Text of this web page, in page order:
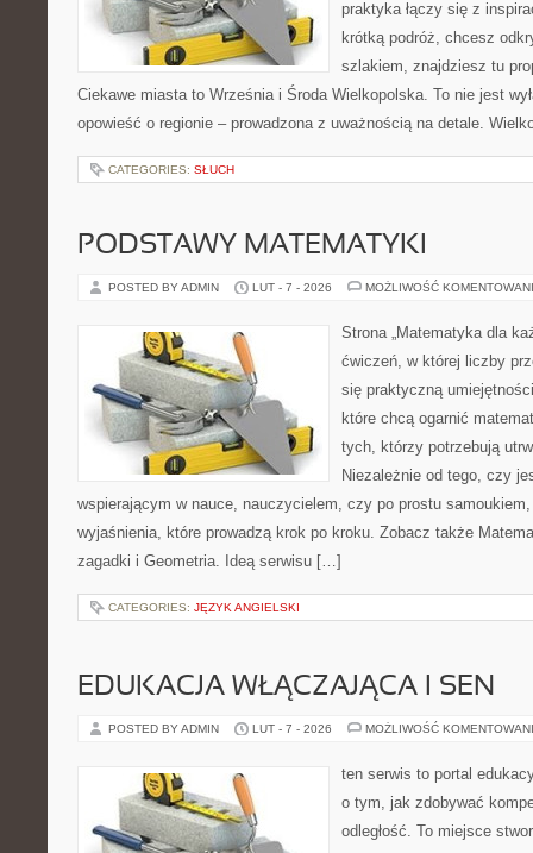
praktyka łączy się z
krótką podróż, chcesz
szlakiem, znajdziesz tu
Ciekawe miasta to Września i Środa Wielkopolska. To nie jest
opowieść o regionie – prowadzona z uważnością na detale.
CATEGORIES: SŁUCH
PODSTAWY MATEMATYKI
POSTED BY ADMIN LUT - 7 - 2026 MOŻLIWOŚĆ
Strona „Matematyka dla
ćwiczeń, w której liczby
się praktyczną
które chcą ogarnić
tych, którzy potrzebują
Niezależnie od tego, czy
wspierającym w nauce, nauczycielem, czy po prostu
wyjaśnienia, które prowadzą krok po kroku. Zobacz także
zagadki i Geometria. Ideą serwisu […]
CATEGORIES: JĘZYK ANGIELSKI
EDUKACJA WŁĄCZAJĄCA I SEN
POSTED BY ADMIN LUT - 7 - 2026 MOŻLIWOŚĆ
ten serwis to portal
o tym, jak zdobywać
odległość. To miejsce